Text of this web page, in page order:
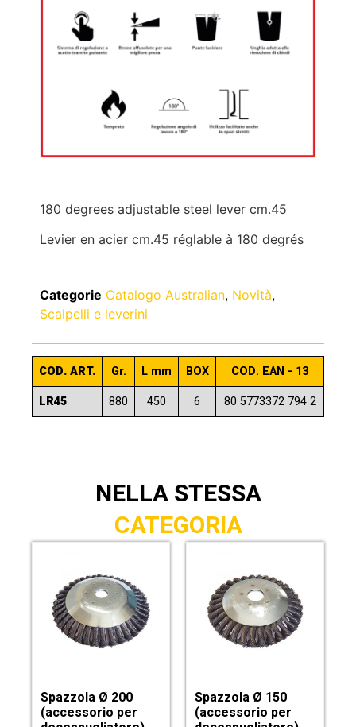
180 degrees adjustable steel lever cm.45
Levier en acier cm.45 réglable à 180 degrés
Categorie Catalogo Australian, Novità,
Scalpelli e leverini
COD. ART. Gr. L mm BOX
COD. EAN - 13
LR45
880 450 6 80 5773372 794 2
NELLA STESSA
CATEGORIA
Spazzola Ø 200
(accessorio per
Spazzola Ø 150
(accessorio per